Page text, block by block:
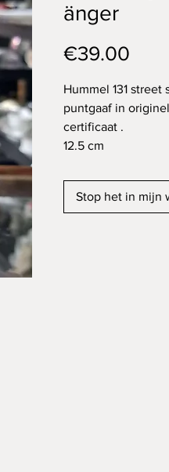
änger
€39.00
Hummel 131 street
puntgaaf in
certificaat .
12.5 cm
Stop het in mijn